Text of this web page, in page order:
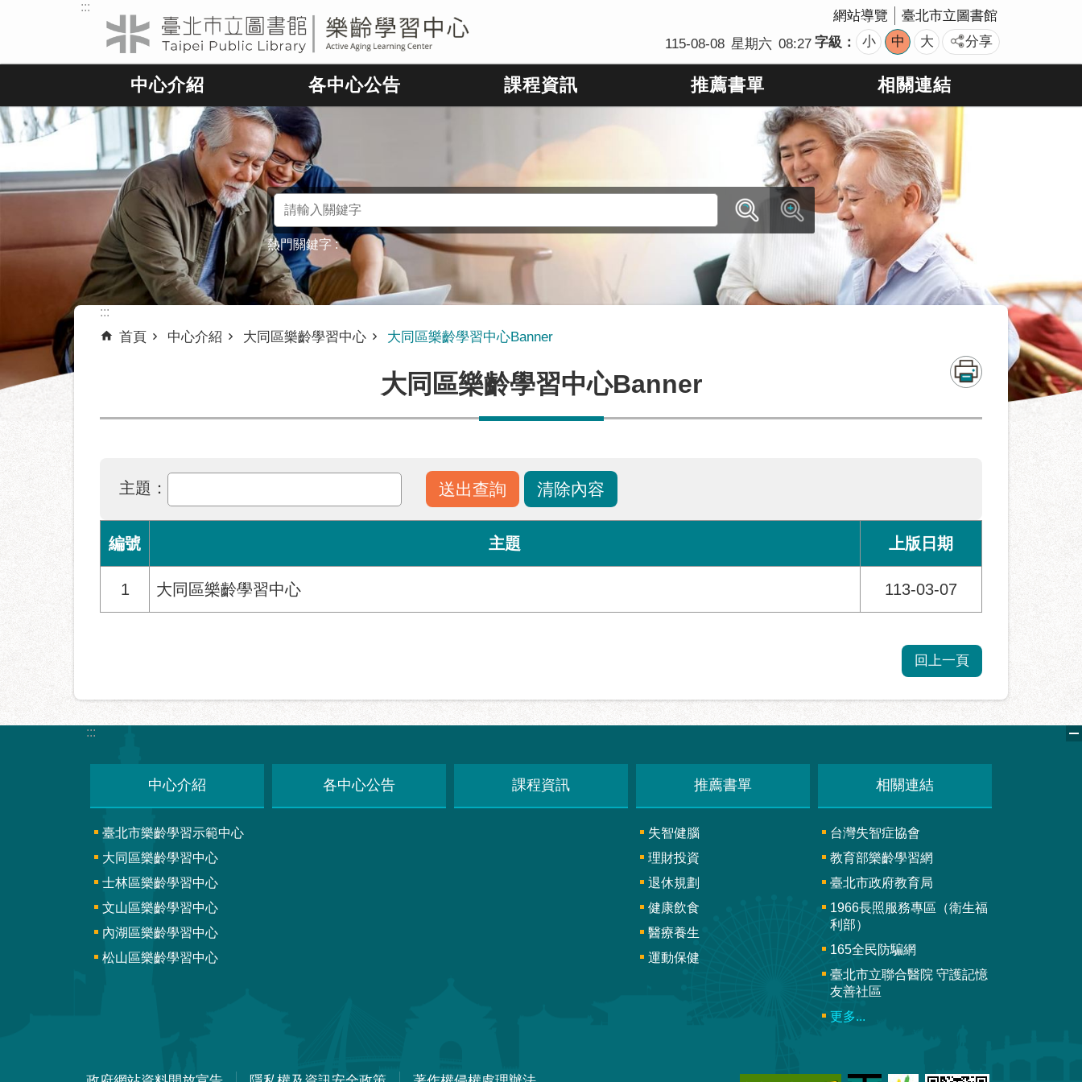
跳到主要內容區塊
:::
網站導覽
臺北市立圖書館
115-08-08 星期六 08:27 字級 小 中 大 分享
中心介紹 各中心公告 課程資訊 推薦書單 相關連結
熱門關鍵字
:::
首頁 中心介紹 大同區樂齡學習中心 大同區樂齡學習中心Banner
大同區樂齡學習中心Banner
主題：
編號 主題 上版日期
1 大同區樂齡學習中心 113-03-07
回上一頁
:::
中心介紹
臺北市樂齡學習示範中心
大同區樂齡學習中心
士林區樂齡學習中心
文山區樂齡學習中心
內湖區樂齡學習中心
松山區樂齡學習中心
各中心公告 課程資訊 推薦書單
失智健腦
理財投資
退休規劃
健康飲食
醫療養生
運動保健
相關連結
台灣失智症協會
教育部樂齡學習網
臺北市政府教育局
1966長照服務專區（衛生福
利部）
165全民防騙網
臺北市立聯合醫院 守護記憶
友善社區
更多...